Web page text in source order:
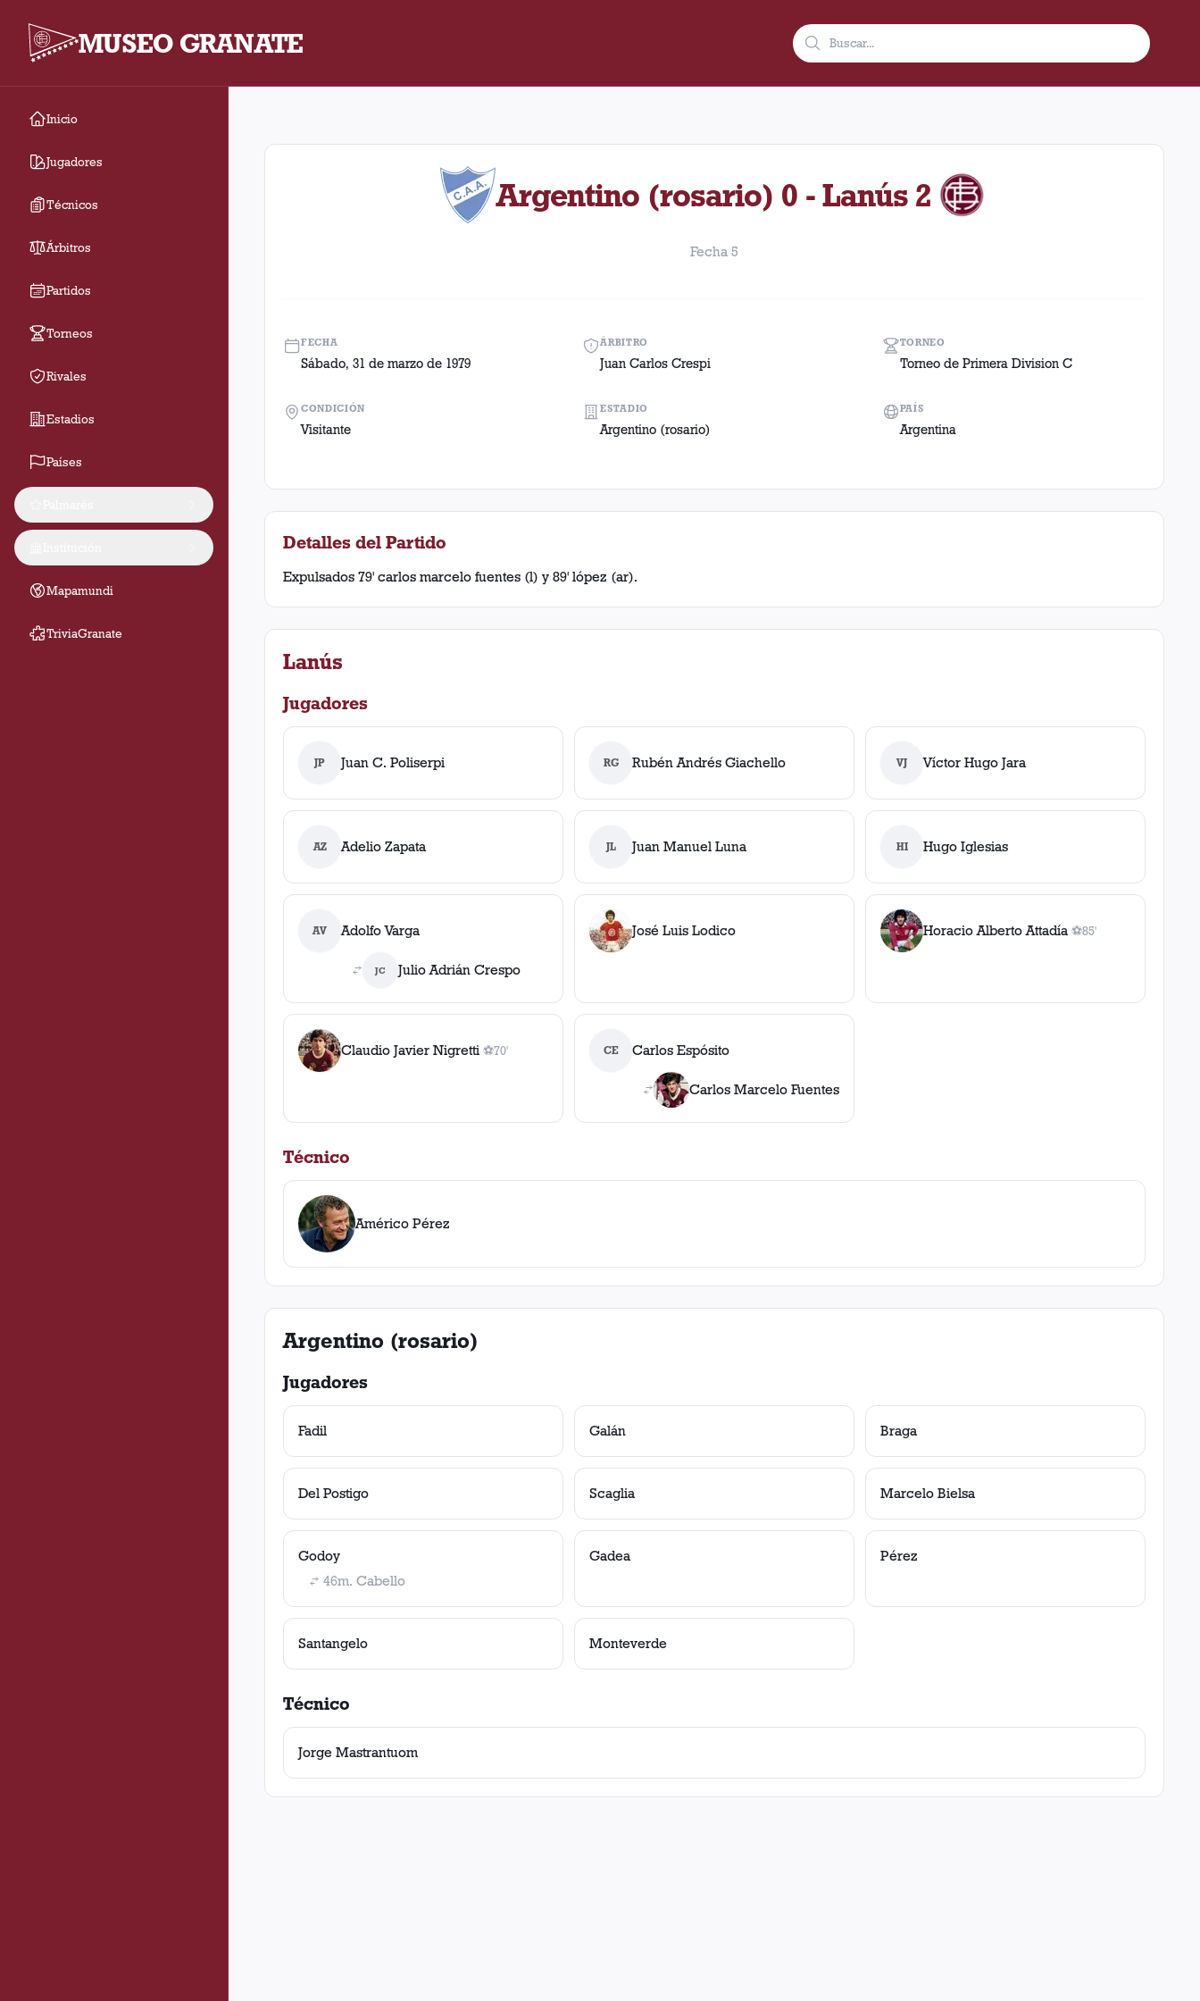
MUSEO GRANATE
Inicio
Jugadores
Técnicos
Árbitros
Partidos
Torneos
Rivales
Estadios
Países
Mapamundi
TriviaGranate
Fecha 5. Partido entre Lanús y Argentino (rosario) disputado el Sábado, 31 de marzo de 1979 como visitante en el estadio Argentino (rosario)
Argentino (rosario) 0 - Lanús 2
Fecha 5
FECHA
Sábado, 31 de marzo de 1979
ÁRBITRO
Juan Carlos Crespi
TORNEO
Torneo de Primera Division C
CONDICIÓN
Visitante
ESTADIO
Argentino (rosario)
PAÍS
Argentina
Detalles del Partido
Expulsados 79' carlos marcelo fuentes (l) y 89' lópez (ar).
Lanús
Jugadores
JP Juan C. Poliserpi RG Rubén Andrés Giachello VJ Víctor Hugo Jara
AZ Adelio Zapata JL Juan Manuel Luna HI Hugo Iglesias
AV Adolfo Varga
JC Julio Adrián Crespo
José Luis Lodico Horacio Alberto Attadía ⚽
1gol
85'
Claudio Javier Nigretti ⚽
1gol
70' CE Carlos Espósito
Carlos Marcelo Fuentes
Técnico
Américo Pérez
Argentino (rosario)
Jugadores
Fadil Galán Braga
Del Postigo Scaglia Marcelo Bielsa
Godoy
46m. Cabello
Gadea Pérez
Santangelo Monteverde
Técnico
Jorge Mastrantuom